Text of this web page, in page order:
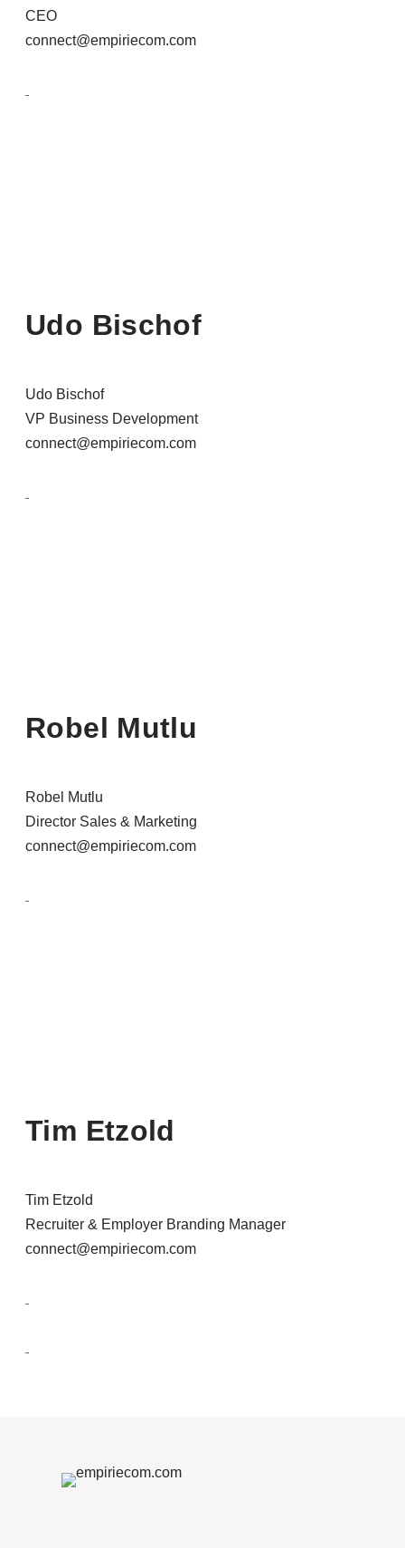
CEO
connect@empiriecom.com
Udo Bischof
Udo Bischof
VP Business Development
connect@empiriecom.com
Robel Mutlu
Robel Mutlu
Director Sales & Marketing
connect@empiriecom.com
Tim Etzold
Tim Etzold
Recruiter & Employer Branding Manager
connect@empiriecom.com